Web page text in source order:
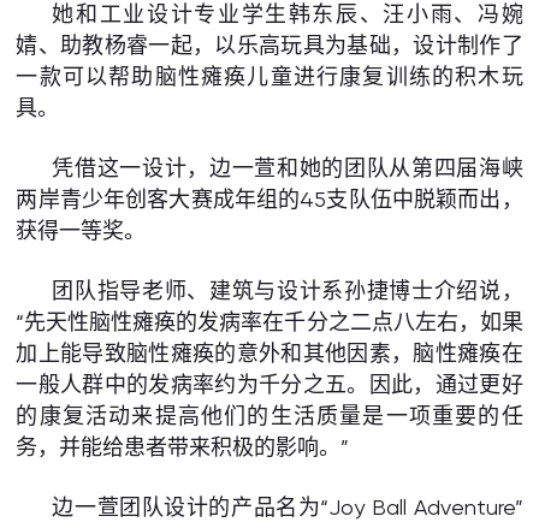
她和工业设计专业学生韩东辰、汪小雨、冯婉
婧、助教杨睿一起，以乐高玩具为基础，设计制作了
一款可以帮助脑性瘫痪儿童进行康复训练的积木玩
具。
凭借这一设计，边一萱和她的团队从第四届海峡
两岸青少年创客大赛成年组的45支队伍中脱颖而出，
获得一等奖。
团队指导老师、建筑与设计系孙捷博士介绍说，
“先天性脑性瘫痪的发病率在千分之二点八左右，如果
加上能导致脑性瘫痪的意外和其他因素，脑性瘫痪在
一般人群中的发病率约为千分之五。因此，通过更好
的康复活动来提高他们的生活质量是一项重要的任
务，并能给患者带来积极的影响。”
边一萱团队设计的产品名为“Joy Ball Adventure”